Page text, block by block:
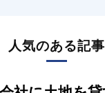
人気のある記事